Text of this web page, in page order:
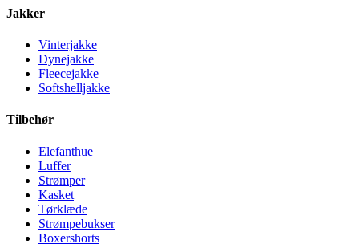
Jakker
Vinterjakke
Dynejakke
Fleecejakke
Softshelljakke
Tilbehør
Elefanthue
Luffer
Strømper
Kasket
Tørklæde
Strømpebukser
Boxershorts